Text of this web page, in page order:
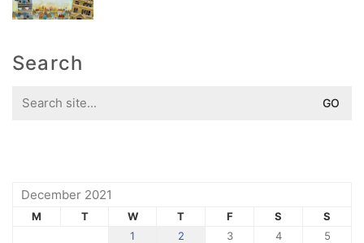
Search
for:
December 2021
M T W T F S
S
1
2 3 4
5